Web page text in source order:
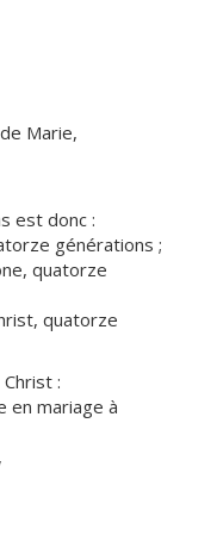
Marie,
est donc :
générations ;
quatorze
quatorze
:
en mariage à